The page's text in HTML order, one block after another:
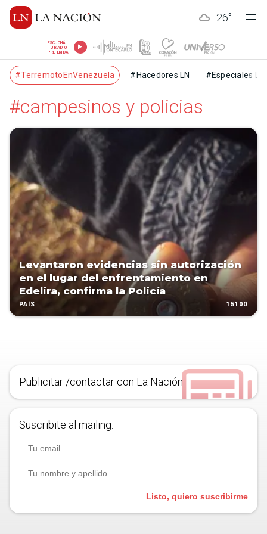
26°
ESCUCHÁ
TU RADIO
PREFERIDA
#TerremotoEnVenezuela #Hacedores LN #Especiales LN
#campesinos y policias
Levantaron evidencias sin autorización
en el lugar del enfrentamiento en
Edelira, confirma la Policía
PAÍS 1510D
Publicitar /contactar con La Nación
Suscribite al mailing.
Listo, quiero suscribirme